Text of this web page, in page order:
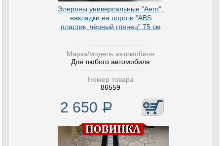
Элероны универсальные "Aero",
накладки на пороги "ABS
пластик, чёрный глянец" 75 см
Марка/модель автомобиля
Для любого автомобиля
Номер товара
86559
2 650 Р